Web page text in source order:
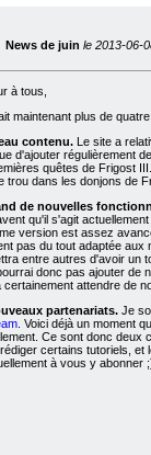
News de juin le 2013-06-
à tous,
maintenant plus de
contenu. Le site a
d'ajouter régulièrement
quêtes de Frigost
trou dans les donjons de
de nouvelles
qu'il s'agit
version est assez
pas du tout adaptée aux
entre autres d'avoir un
donc pas ajouter de
certainement attendre de
partenariats. Je
. Voici déjà un moment
Ce sont donc deux
certains tutoriels,
à vous y abonner